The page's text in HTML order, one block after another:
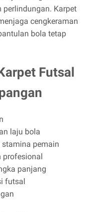
perlindungan. Karpet
cengkeraman
bola tetap
Futsal
laju bola
pemain
profesional
panjang
futsal